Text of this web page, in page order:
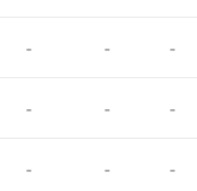
- - -
- - -
- - -